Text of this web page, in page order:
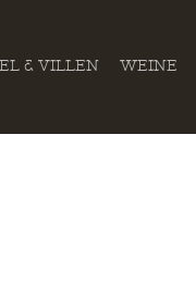
& VILLEN WEINE